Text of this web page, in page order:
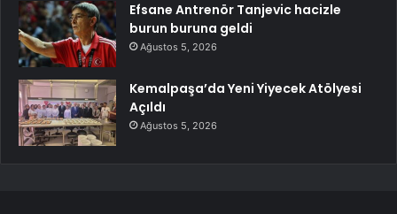
Efsane Antrenör Tanjevic hacizle
burun buruna geldi
Ağustos 5, 2026
Kemalpaşa’da Yeni Yiyecek Atölyesi
Açıldı
Ağustos 5, 2026